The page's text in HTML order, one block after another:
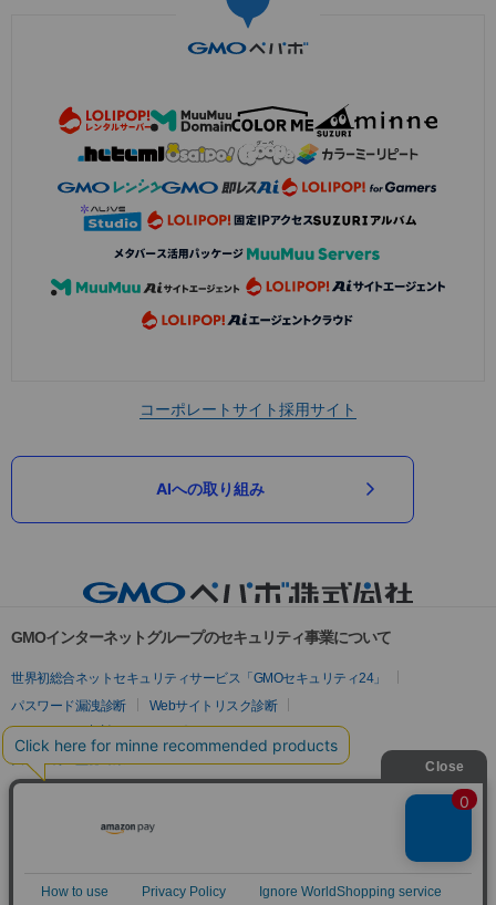
コーポレートサイト採用サイト
AIへの取り組み
GMOインターネットグループのセキュリティ事業について
世界初総合ネットセキュリティサービス「GMOセキュリティ24」
パスワード漏洩診断
Webサイトリスク診断
セキュリティ相談AIチャットボット
実在証明・盗聴対策
サイバー攻撃対策（GMOサイバーセキュリティ byイエラエ）